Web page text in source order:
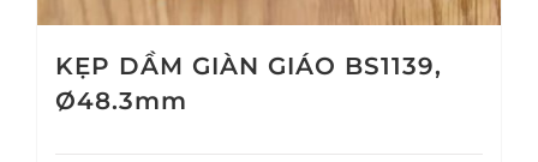
KẸP DẦM GIÀN GIÁO BS1139,
Ø48.3mm